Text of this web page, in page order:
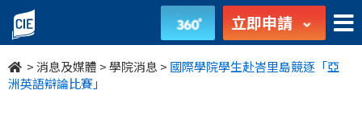
國
際
學
立即申請
>消息及媒體 >學院消息 > 國際學院學生赴峇里島競逐「亞
洲英語辯論比賽」